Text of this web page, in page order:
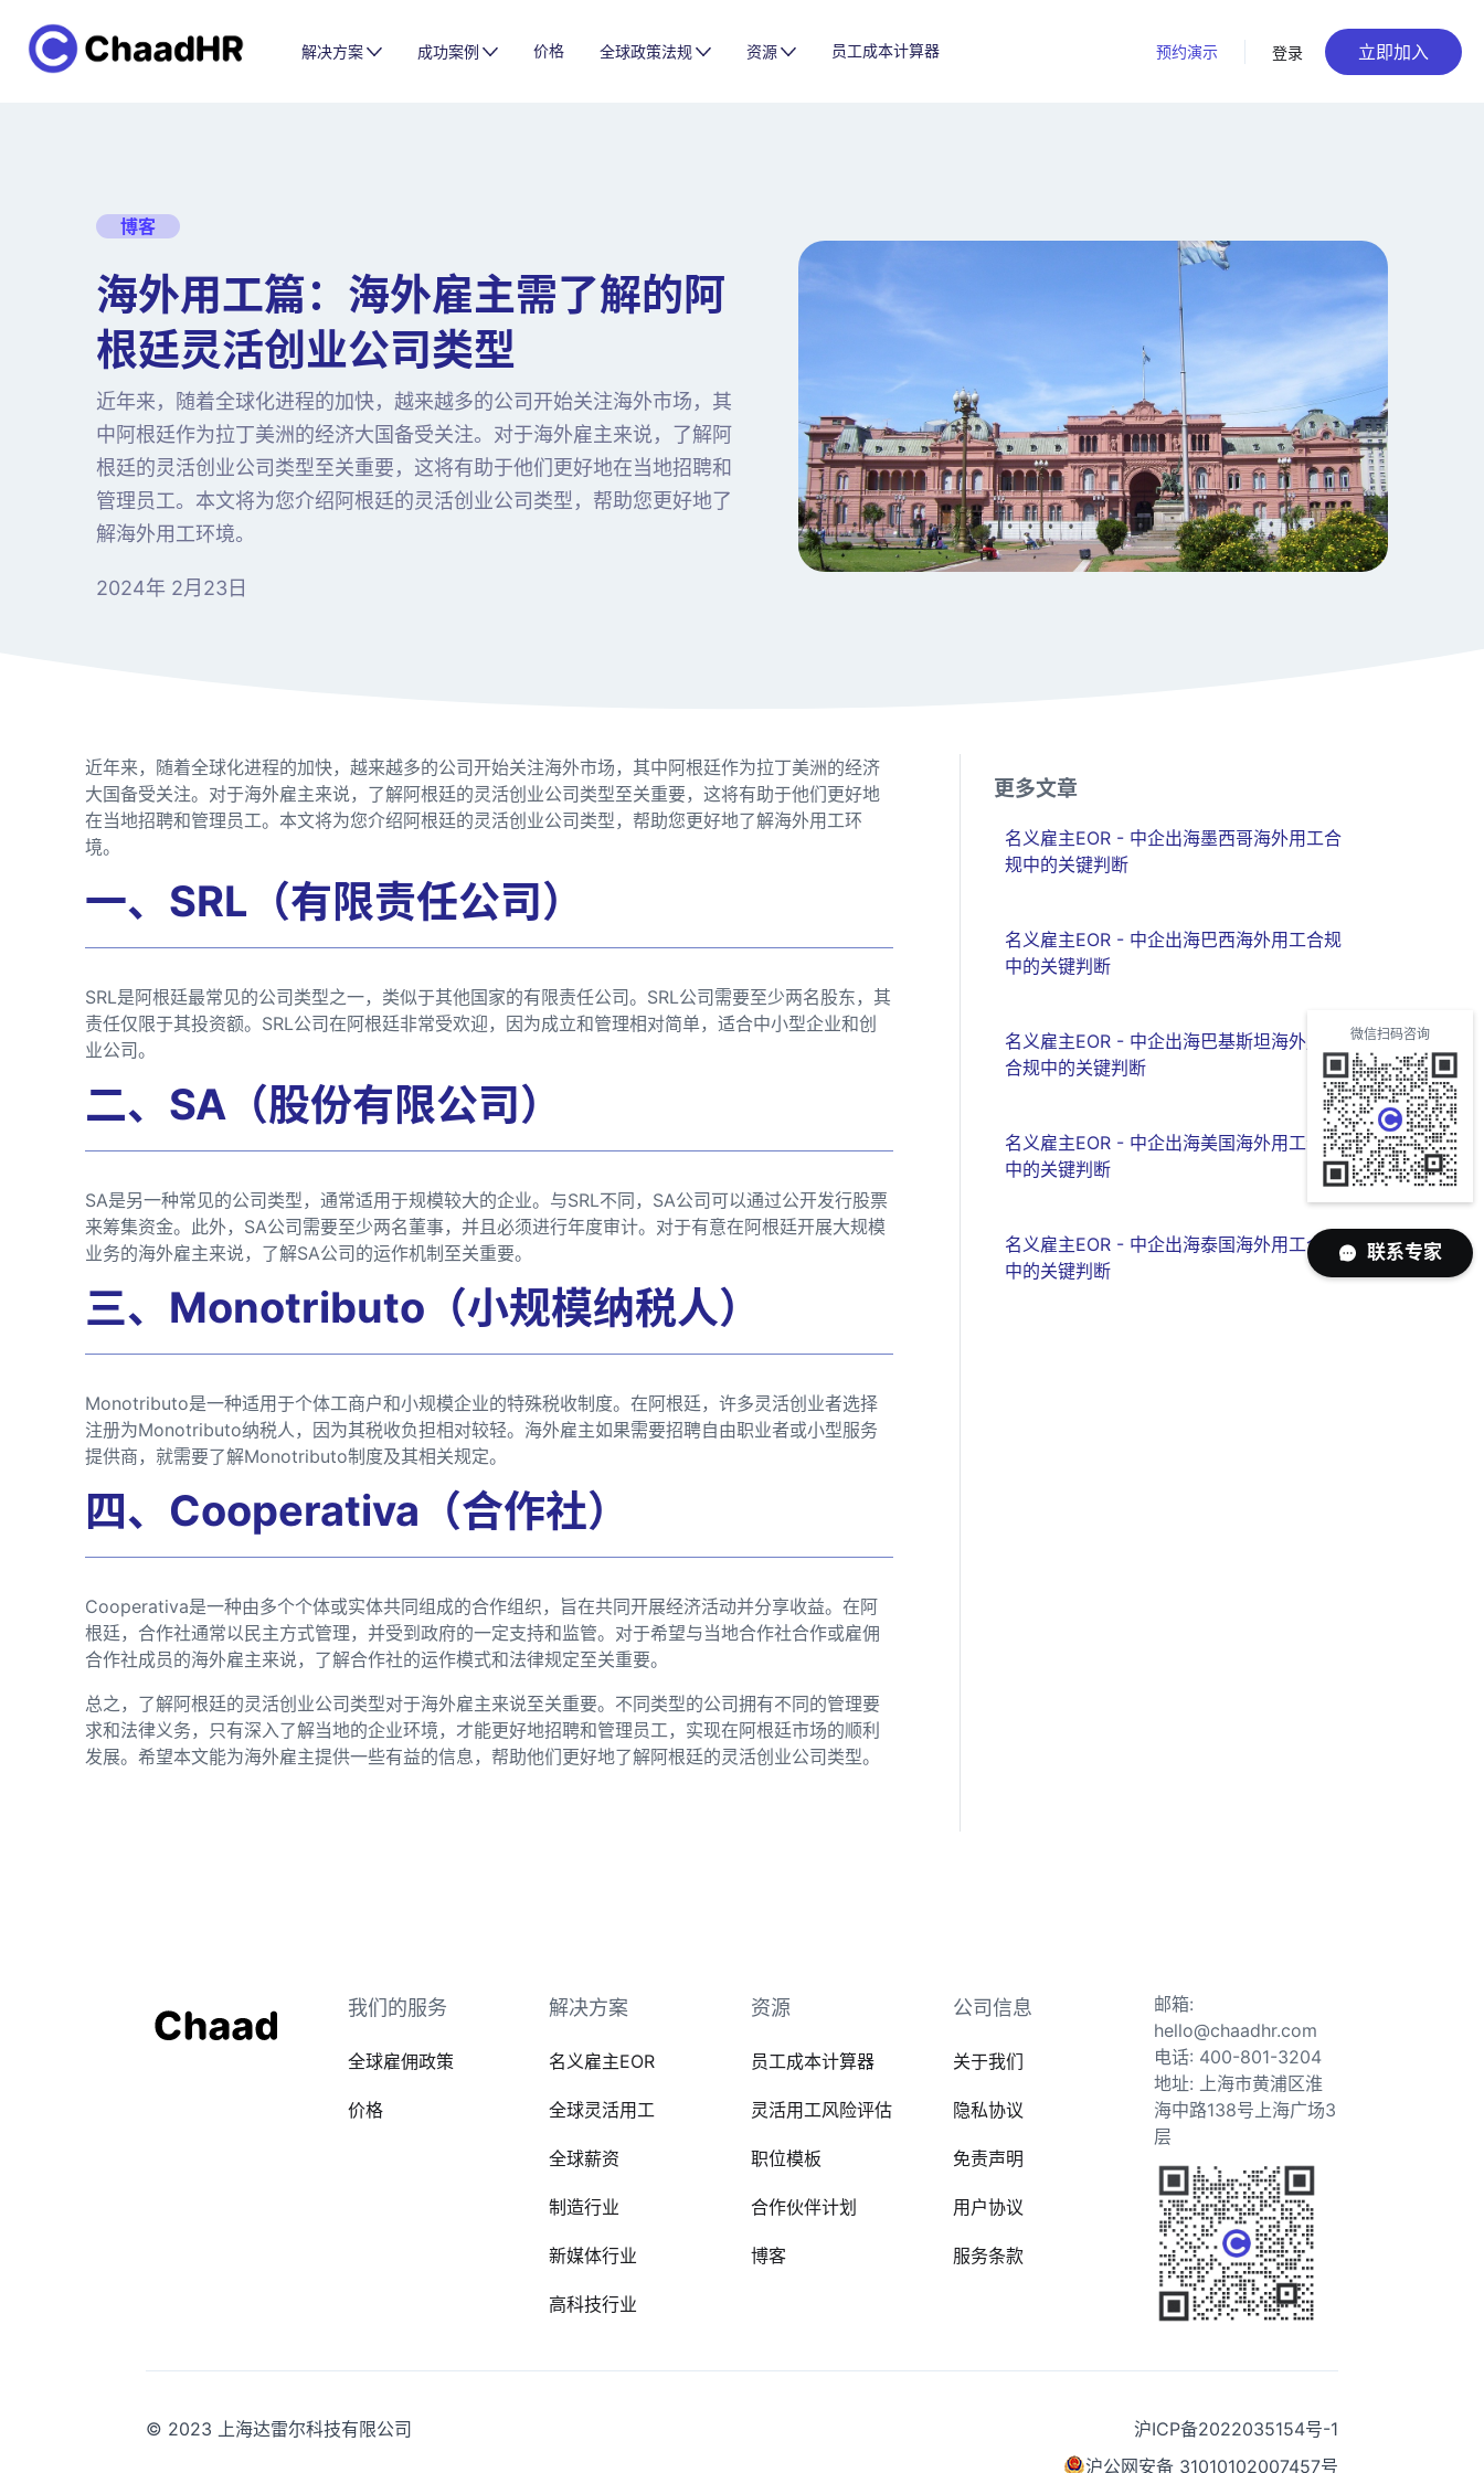
解决方案 成功案例 价格 全球政策法规 资源 员工成本计算器 预约演示 登录 立即加入
博客
海外用工篇：海外雇主需了解的阿
根廷灵活创业公司类型
近年来，随着全球化进程的加快，越来越多的公司开始关注海外市场，其
中阿根廷作为拉丁美洲的经济大国备受关注。对于海外雇主来说，了解阿
根廷的灵活创业公司类型至关重要，这将有助于他们更好地在当地招聘和
管理员工。本文将为您介绍阿根廷的灵活创业公司类型，帮助您更好地了
解海外用工环境。
2024年 2月23日
近年来，随着全球化进程的加快，越来越多的公司开始关注海外市场，其中阿根廷作为拉丁美洲的经济
大国备受关注。对于海外雇主来说，了解阿根廷的灵活创业公司类型至关重要，这将有助于他们更好地
在当地招聘和管理员工。本文将为您介绍阿根廷的灵活创业公司类型，帮助您更好地了解海外用工环
境。
一、SRL（有限责任公司）
SRL是阿根廷最常见的公司类型之一，类似于其他国家的有限责任公司。SRL公司需要至少两名股东，其
责任仅限于其投资额。SRL公司在阿根廷非常受欢迎，因为成立和管理相对简单，适合中小型企业和创
业公司。
二、SA（股份有限公司）
SA是另一种常见的公司类型，通常适用于规模较大的企业。与SRL不同，SA公司可以通过公开发行股票
来筹集资金。此外，SA公司需要至少两名董事，并且必须进行年度审计。对于有意在阿根廷开展大规模
业务的海外雇主来说，了解SA公司的运作机制至关重要。
三、Monotributo（小规模纳税人）
Monotributo是一种适用于个体工商户和小规模企业的特殊税收制度。在阿根廷，许多灵活创业者选择
注册为Monotributo纳税人，因为其税收负担相对较轻。海外雇主如果需要招聘自由职业者或小型服务
提供商，就需要了解Monotributo制度及其相关规定。
四、Cooperativa（合作社）
Cooperativa是一种由多个个体或实体共同组成的合作组织，旨在共同开展经济活动并分享收益。在阿
根廷，合作社通常以民主方式管理，并受到政府的一定支持和监管。对于希望与当地合作社合作或雇佣
合作社成员的海外雇主来说，了解合作社的运作模式和法律规定至关重要。
总之，了解阿根廷的灵活创业公司类型对于海外雇主来说至关重要。不同类型的公司拥有不同的管理要
求和法律义务，只有深入了解当地的企业环境，才能更好地招聘和管理员工，实现在阿根廷市场的顺利
发展。希望本文能为海外雇主提供一些有益的信息，帮助他们更好地了解阿根廷的灵活创业公司类型。
更多文章
名义雇主EOR - 中企出海墨西哥海外用工合
规中的关键判断
名义雇主EOR - 中企出海巴西海外用工合规
中的关键判断
名义雇主EOR - 中企出海巴基斯坦海外用工
合规中的关键判断
名义雇主EOR - 中企出海美国海外用工合规
中的关键判断
名义雇主EOR - 中企出海泰国海外用工合规
中的关键判断
我们的服务
全球雇佣政策
价格
解决方案
名义雇主EOR
全球灵活用工
全球薪资
制造行业
新媒体行业
高科技行业
资源
员工成本计算器
灵活用工风险评估
职位模板
合作伙伴计划
博客
公司信息
关于我们
隐私协议
免责声明
用户协议
服务条款
邮箱:
hello@chaadhr.com
电话: 400-801-3204
地址: 上海市黄浦区淮
海中路138号上海广场3
层
© 2023 上海达雷尔科技有限公司
沪ICP备2022035154号-1
沪公网安备 31010102007457号
微信扫码咨询
联系专家